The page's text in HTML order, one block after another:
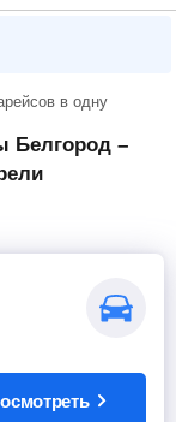
в одну
Белгород –